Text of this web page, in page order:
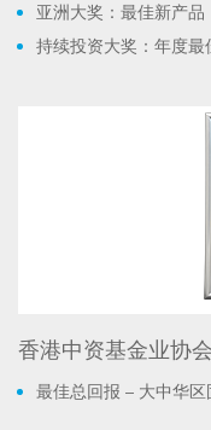
亚洲大奖：最佳新产品
持续投资大奖：年度最
香港中资基金业协
最佳总回报 – 大中华